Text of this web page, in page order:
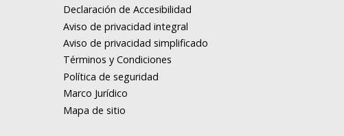
Declaración de Accesibilidad
Aviso de privacidad integral
Aviso de privacidad simplificado
Términos y Condiciones
Política de seguridad
Marco Jurídico
Mapa de sitio